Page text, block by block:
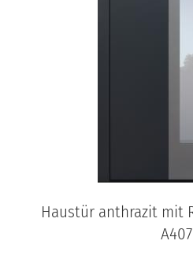
Haustür anthrazit mit
A407